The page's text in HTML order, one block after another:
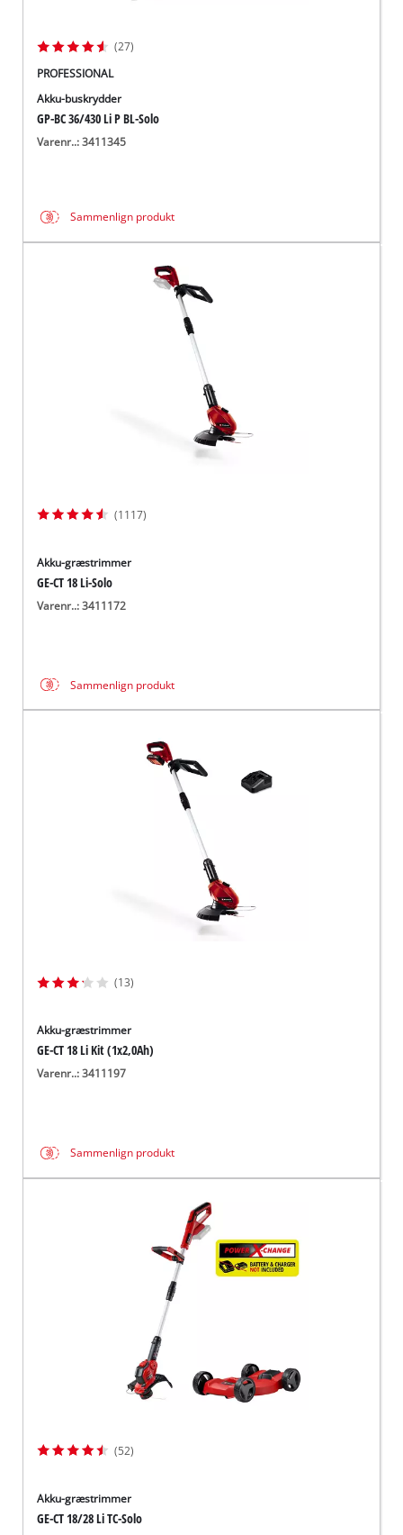
(27)
PROFESSIONAL
Akku-buskrydder
GP-BC 36/430 Li P BL-Solo
Varenr..: 3411345
Sammenlign produkt
(1117)
Akku-græstrimmer
GE-CT 18 Li-Solo
Varenr..: 3411172
Sammenlign produkt
(13)
Akku-græstrimmer
GE-CT 18 Li Kit (1x2,0Ah)
Varenr..: 3411197
Sammenlign produkt
(52)
Akku-græstrimmer
GE-CT 18/28 Li TC-Solo